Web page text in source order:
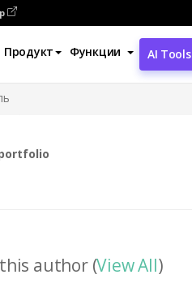
Продукт Функции AI Tools
author (View All)